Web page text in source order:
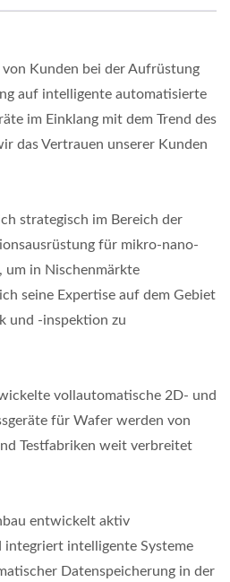
Kunden bei der Aufrüstung
auf intelligente automatisierte
im Einklang mit dem Trend des
das Vertrauen unserer Kunden
strategisch im Bereich der
für mikro-nano-
um in Nischenmärkte
seine Expertise auf dem Gebiet
und -inspektion zu
vollautomatische 2D- und
für Wafer werden von
Testfabriken weit verbreitet
entwickelt aktiv
integriert intelligente Systeme
Datenspeicherung in der